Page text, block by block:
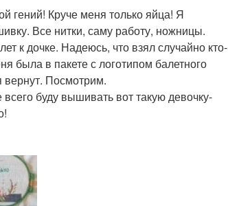
гений! Круче меня только яйца! Я
Все нитки, саму работу, ножницы.
к дочке. Надеюсь, что взял случайно кто-
была в пакете с логотипом балетного
вернут. Посмотрим.
буду вышивать вот такую девочку-